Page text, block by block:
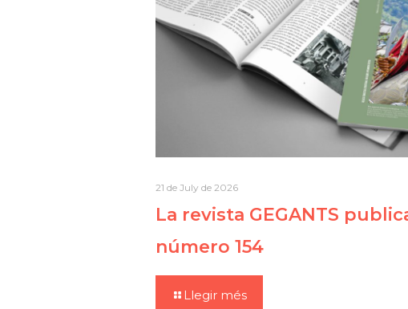
21 de July de 2026
La revista GEGANTS
número 154
Llegir més